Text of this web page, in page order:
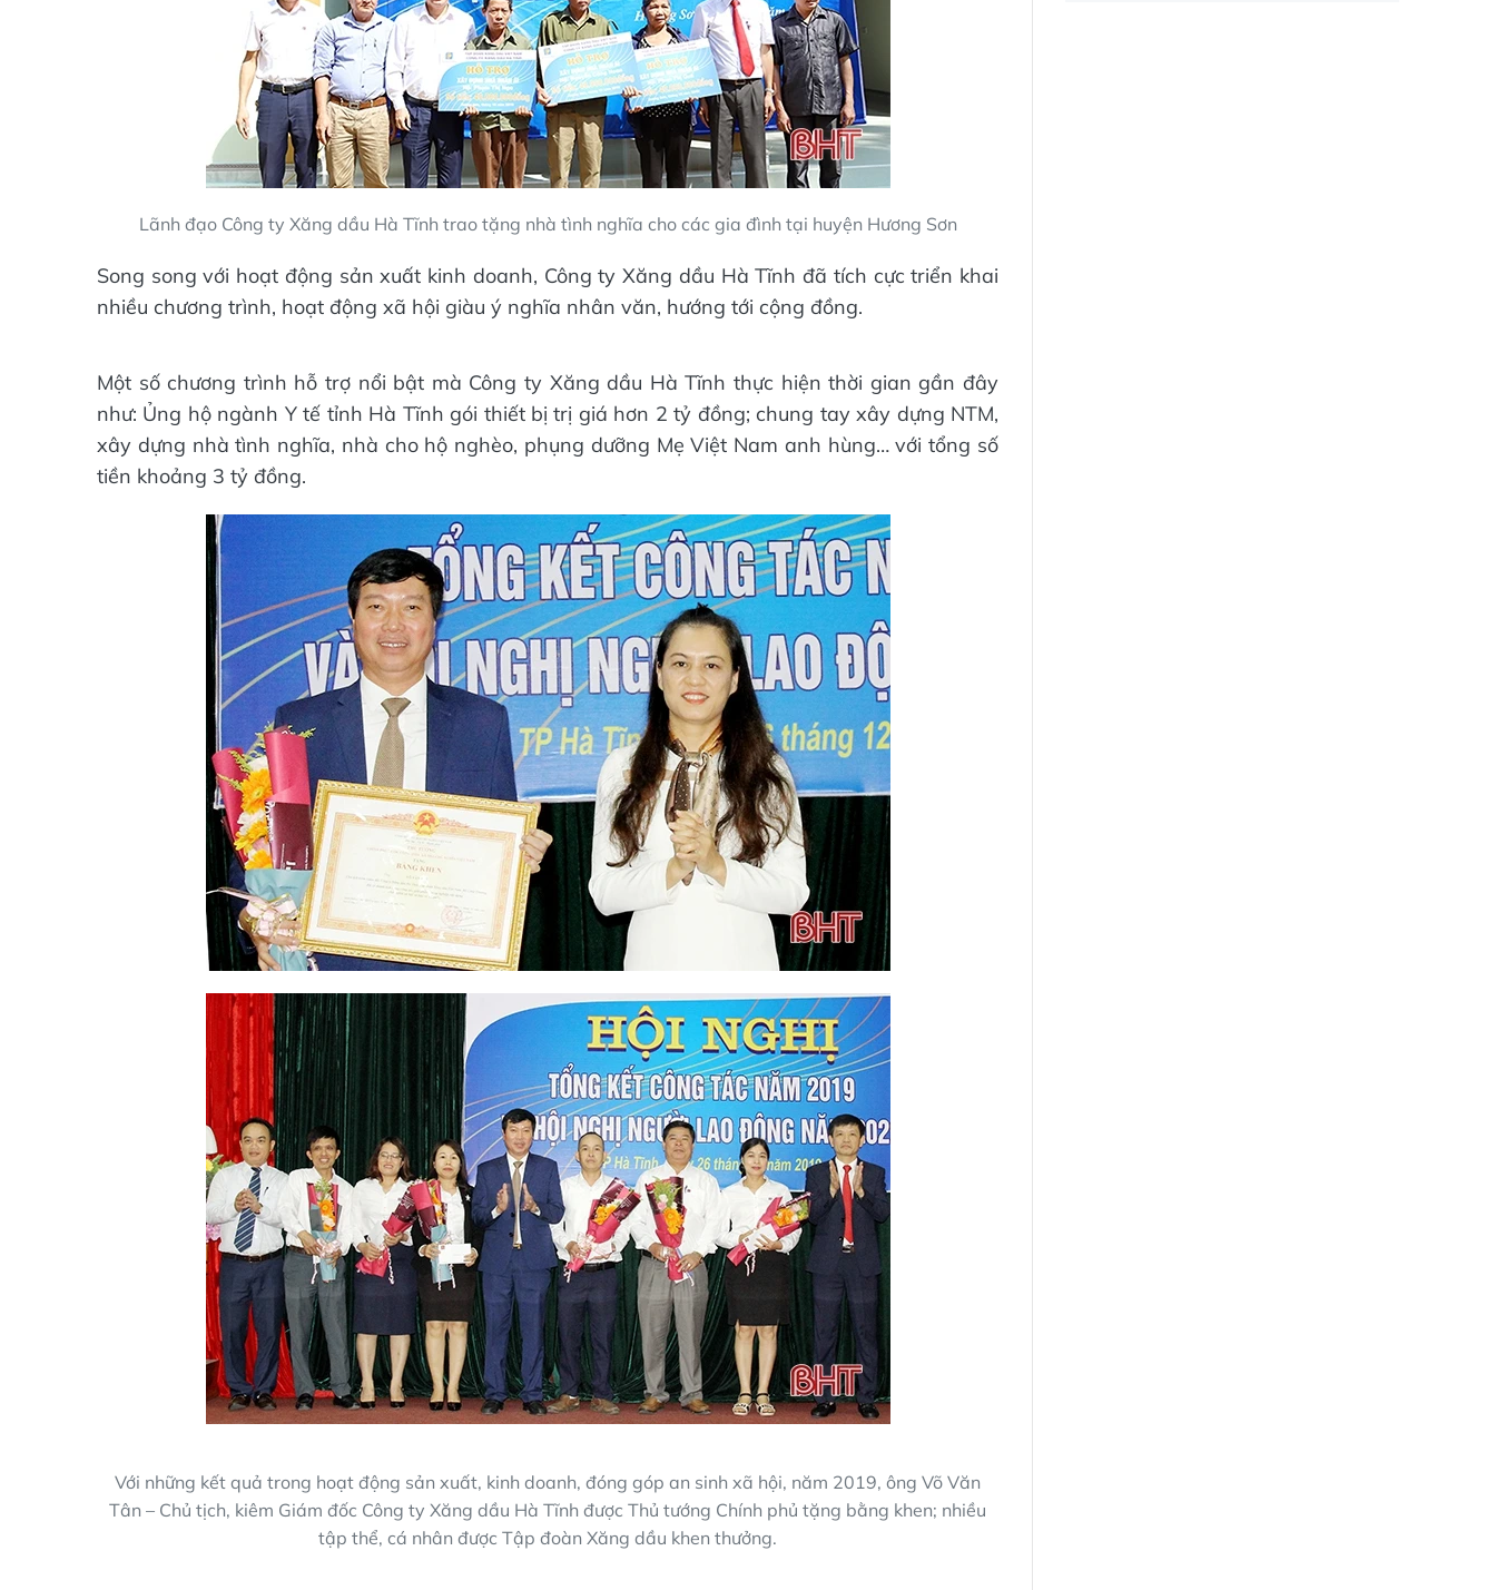
Lãnh đạo Công ty Xăng dầu Hà Tĩnh trao tặng nhà tình nghĩa cho các gia đình tại huyện Hương Sơn
Song song với hoạt động sản xuất kinh doanh, Công ty Xăng dầu Hà Tĩnh đã tích cực triển khai
nhiều chương trình, hoạt động xã hội giàu ý nghĩa nhân văn, hướng tới cộng đồng.
Một số chương trình hỗ trợ nổi bật mà Công ty Xăng dầu Hà Tĩnh thực hiện thời gian gần đây
như: Ủng hộ ngành Y tế tỉnh Hà Tĩnh gói thiết bị trị giá hơn 2 tỷ đồng; chung tay xây dựng NTM,
xây dựng nhà tình nghĩa, nhà cho hộ nghèo, phụng dưỡng Mẹ Việt Nam anh hùng… với tổng số
tiền khoảng 3 tỷ đồng.
Với những kết quả trong hoạt động sản xuất, kinh doanh, đóng góp an sinh xã hội, năm 2019, ông Võ Văn
Tân – Chủ tịch, kiêm Giám đốc Công ty Xăng dầu Hà Tĩnh được Thủ tướng Chính phủ tặng bằng khen; nhiều
tập thể, cá nhân được Tập đoàn Xăng dầu khen thưởng.